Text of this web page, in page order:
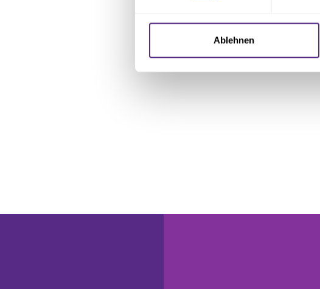
Wir verwenden Cookies, um Inhalte
und die Zugriffe auf unsere Website zu
Ablehnen